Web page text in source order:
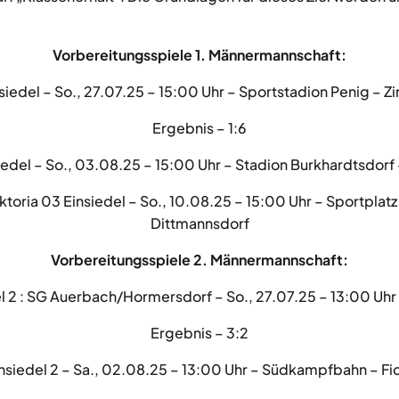
Vorbereitungsspiele 1. Männermannschaft:
– So., 27.07.25 – 15:00 Uhr – Sportstadion Penig –
Ergebnis – 1:6
– So., 03.08.25 – 15:00 Uhr – Stadion
03 Einsiedel – So., 10.08.25 – 15:00 Uhr –
Dittmannsdorf
Vorbereitungsspiele 2. Männermannschaft:
: SG Auerbach/Hormersdorf – So., 27.07.25 – 13:00 Uhr
Ergebnis – 3:2
2 – Sa., 02.08.25 – 13:00 Uhr – Südkampfbahn –